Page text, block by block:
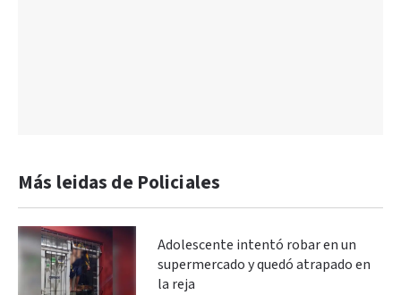
Más leidas de Policiales
Adolescente intentó robar en un
supermercado y quedó atrapado en
la reja